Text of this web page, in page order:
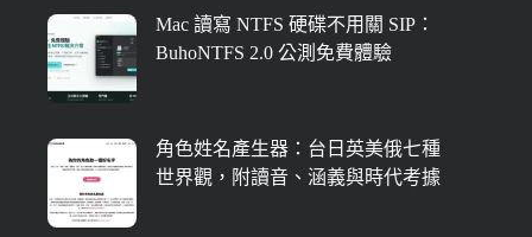
Mac 讀寫 NTFS 硬碟不用關 SIP：
BuhoNTFS 2.0 公測免費體驗
角色姓名產生器：台日英美俄七種
世界觀，附讀音、涵義與時代考據